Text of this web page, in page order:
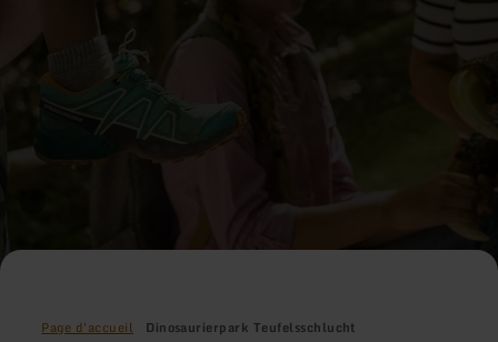
Page d'accueil Dinosaurierpark Teufelsschlucht